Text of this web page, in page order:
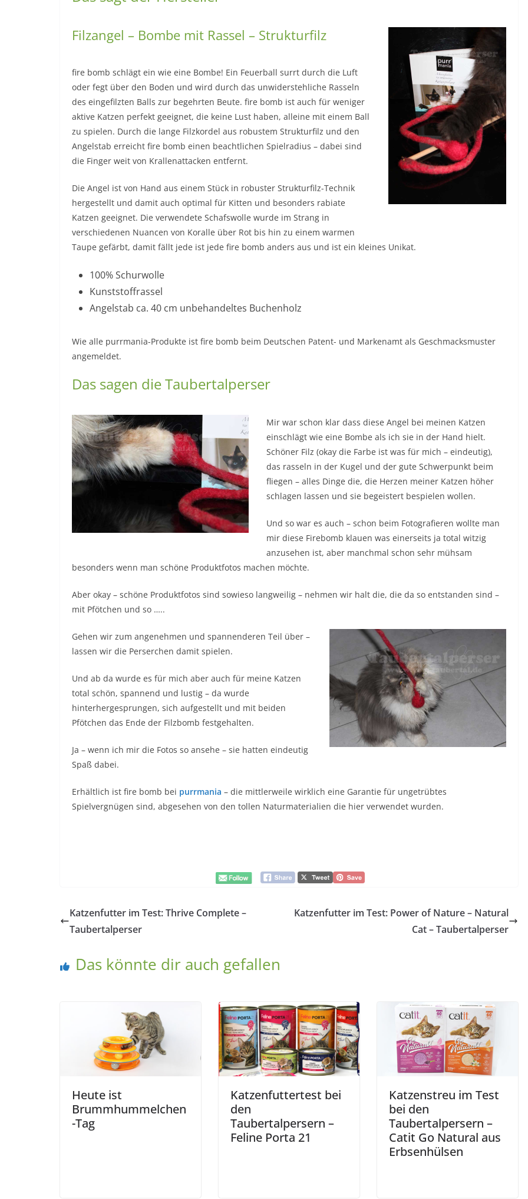
Filzangel – Bombe mit Rassel – Strukturfilz
fire bomb schlägt ein wie eine Bombe! Ein Feuerball surrt durch die Luft
oder fegt über den Boden und wird durch das unwiderstehliche Rasseln
des eingefilzten Balls zur begehrten Beute. fire bomb ist auch für weniger
aktive Katzen perfekt geeignet, die keine Lust haben, alleine mit einem Ball
zu spielen. Durch die lange Filzkordel aus robustem Strukturfilz und den
Angelstab erreicht fire bomb einen beachtlichen Spielradius – dabei sind
die Finger weit von Krallenattacken entfernt.
Die Angel ist von Hand aus einem Stück in robuster Strukturfilz-Technik
hergestellt und damit auch optimal für Kitten und besonders rabiate
Katzen geeignet. Die verwendete Schafswolle wurde im Strang in
verschiedenen Nuancen von Koralle über Rot bis hin zu einem warmen
Taupe gefärbt, damit fällt jede ist jede fire bomb anders aus und ist ein kleines Unikat.
100% Schurwolle
Kunststoffrassel
Angelstab ca. 40 cm unbehandeltes Buchenholz
Wie alle purrmania-Produkte ist fire bomb beim Deutschen Patent- und Markenamt als Geschmacksmuster
angemeldet.
Das sagen die Taubertalperser
Mir war schon klar dass diese Angel bei meinen Katzen
einschlägt wie eine Bombe als ich sie in der Hand hielt.
Schöner Filz (okay die Farbe ist was für mich – eindeutig),
das rasseln in der Kugel und der gute Schwerpunkt beim
fliegen – alles Dinge die, die Herzen meiner Katzen höher
schlagen lassen und sie begeistert bespielen wollen.
Und so war es auch – schon beim Fotografieren wollte man
mir diese Firebomb klauen was einerseits ja total witzig
anzusehen ist, aber manchmal schon sehr mühsam
besonders wenn man schöne Produktfotos machen möchte.
Aber okay – schöne Produktfotos sind sowieso langweilig – nehmen wir halt die, die da so entstanden sind –
mit Pfötchen und so …..
Gehen wir zum angenehmen und spannenderen Teil über –
lassen wir die Perserchen damit spielen.
Und ab da wurde es für mich aber auch für meine Katzen
total schön, spannend und lustig – da wurde
hinterhergesprungen, sich aufgestellt und mit beiden
Pfötchen das Ende der Filzbomb festgehalten.
Ja – wenn ich mir die Fotos so ansehe – sie hatten eindeutig
Spaß dabei.
Erhältlich ist fire bomb bei purrmania – die mittlerweile wirklich eine Garantie für ungetrübtes
Spielvergnügen sind, abgesehen von den tollen Naturmaterialien die hier verwendet wurden.
Katzenfutter im Test: Thrive Complete –
Taubertalperser
Katzenfutter im Test: Power of Nature – Natural
Cat – Taubertalperser
Das könnte dir auch gefallen
Heute ist
Brummhummelchen
-Tag
Katzenfuttertest bei
den
Taubertalpersern –
Feline Porta 21
Katzenstreu im Test
bei den
Taubertalpersern –
Catit Go Natural aus
Erbsenhülsen